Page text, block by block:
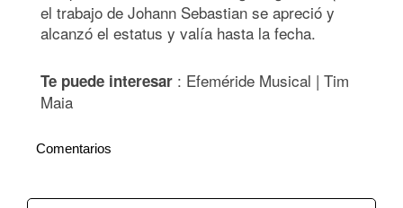
el trabajo de Johann Sebastian se apreció y
alcanzó el estatus y valía hasta la fecha.
Te puede interesar : Efeméride Musical | Tim
Maia
Comentarios